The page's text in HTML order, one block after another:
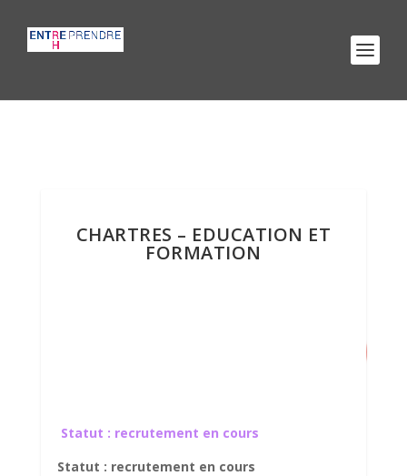
CHARTRES – EDUCATION ET
FORMATION
Statut : recrutement en cours
Statut : recrutement en cours